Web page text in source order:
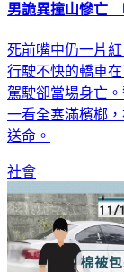
男詭異撞山慘亡
死前嘴中仍一片
行駛不快的轎車
駕駛卻當場身亡
一看全塞滿檳榔
送命。
社會